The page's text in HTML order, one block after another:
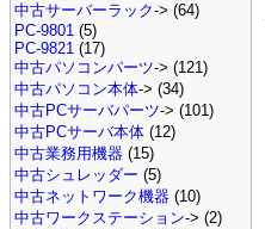
中古サーバーラック-> (64)
PC-9801 (5)
PC-9821 (17)
中古パソコンパーツ-> (121)
中古パソコン本体-> (34)
中古PCサーバパーツ-> (101)
中古PCサーバ本体 (12)
中古業務用機器 (15)
中古シュレッダー (5)
中古ネットワーク機器 (10)
中古ワークステーション-> (2)